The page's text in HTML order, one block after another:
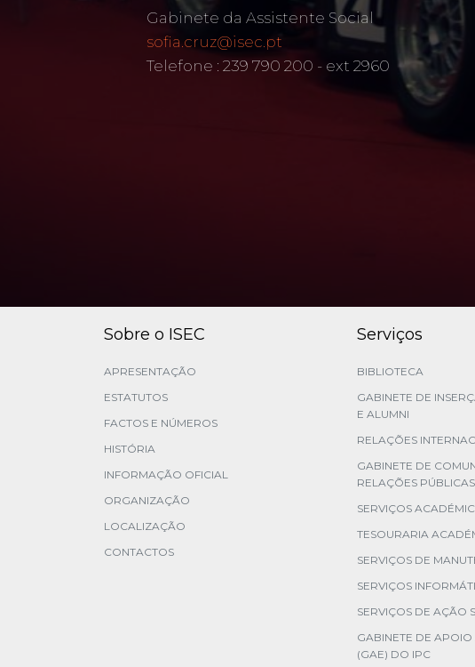
Gabinete da Assistente Social
sofia.cruz@isec.pt
Telefone : 239 790 200 - ext 2960
Sobre o ISEC
APRESENTAÇÃO
ESTATUTOS
FACTOS E NÚMEROS
HISTÓRIA
INFORMAÇÃO OFICIAL
ORGANIZAÇÃO
LOCALIZAÇÃO
CONTACTOS
Serviços
BIBLIOTECA
GABINETE DE
E ALUMNI
RELAÇÕES
GABINETE DE
RELAÇÕES PÚBLICAS
SERVIÇOS
TESOURARIA
SERVIÇOS DE
SERVIÇOS
SERVIÇOS DE AÇÃO
GABINETE DE APOIO
(GAE) DO IPC